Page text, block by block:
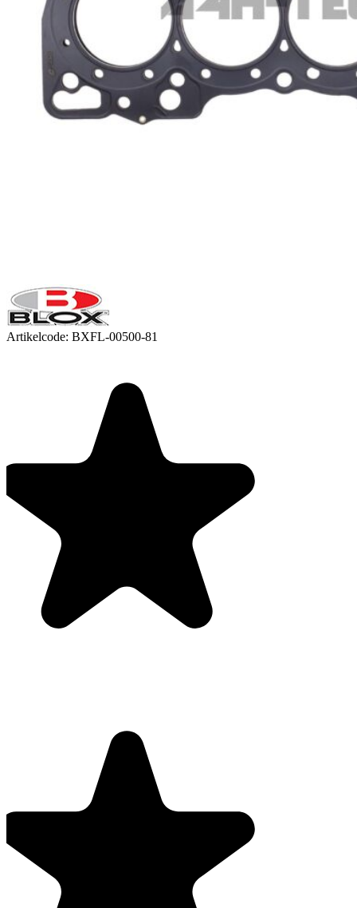
Artikelcode: BXFL-00500-81